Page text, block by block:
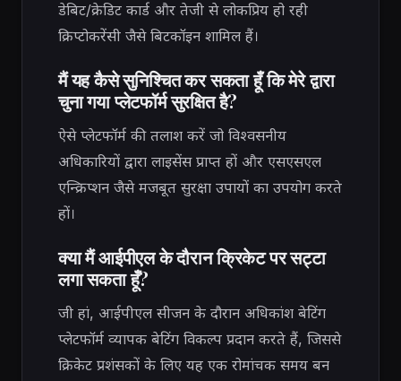
डेबिट/क्रेडिट कार्ड और तेजी से लोकप्रिय हो रही
क्रिप्टोकरेंसी जैसे बिटकॉइन शामिल हैं।
मैं यह कैसे सुनिश्चित कर सकता हूँ कि मेरे द्वारा
चुना गया प्लेटफॉर्म सुरक्षित है?
ऐसे प्लेटफॉर्म की तलाश करें जो विश्वसनीय
अधिकारियों द्वारा लाइसेंस प्राप्त हों और एसएसएल
एन्क्रिप्शन जैसे मजबूत सुरक्षा उपायों का उपयोग करते
हों।
क्या मैं आईपीएल के दौरान क्रिकेट पर सट्टा
लगा सकता हूँ?
जी हां, आईपीएल सीजन के दौरान अधिकांश बेटिंग
प्लेटफॉर्म व्यापक बेटिंग विकल्प प्रदान करते हैं, जिससे
क्रिकेट प्रशंसकों के लिए यह एक रोमांचक समय बन